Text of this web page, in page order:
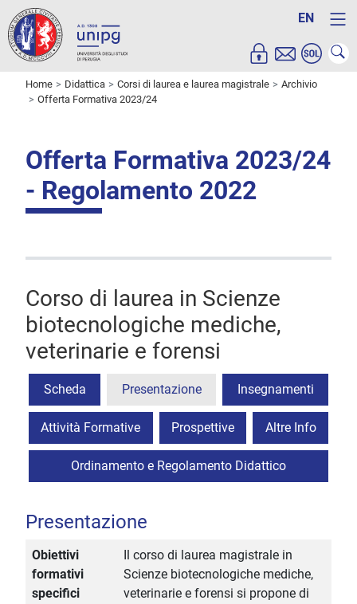
EN
Home Didattica Corsi di laurea e laurea magistrale
Archivio
Offerta Formativa 2023/24
Offerta Formativa 2023/24
- Regolamento 2022
Corso di laurea in Scienze
biotecnologiche mediche,
veterinarie e forensi
Scheda Presentazione Insegnamenti
Attività Formative Prospettive Altre Info
Ordinamento e Regolamento Didattico
Presentazione
Obiettivi
formativi
specifici
Il corso di laurea magistrale in
Scienze biotecnologiche mediche,
veterinarie e forensi si propone di